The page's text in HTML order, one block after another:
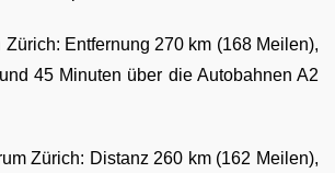
Zürich: Entfernung 270 km (168 Meilen),
45 Minuten über die Autobahnen A2
Zürich: Distanz 260 km (162 Meilen),